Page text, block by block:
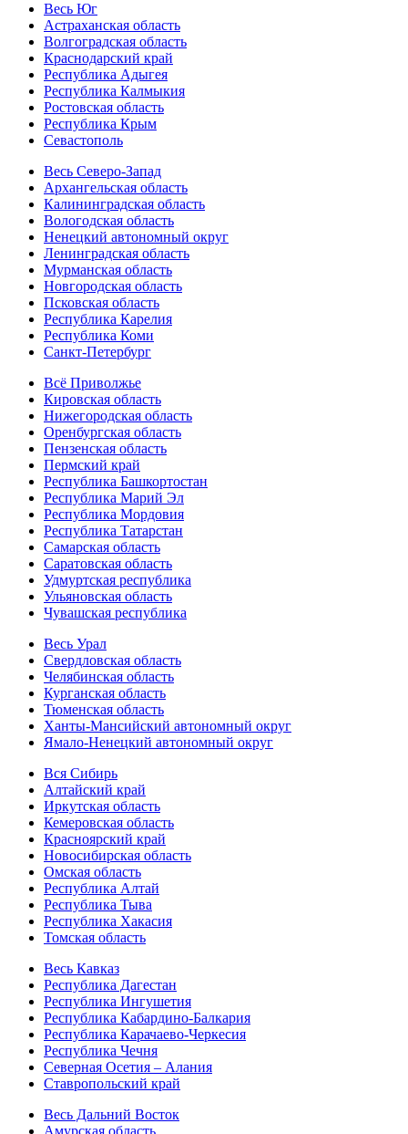
Весь Юг
Астраханская область
Волгоградская область
Краснодарский край
Республика Адыгея
Республика Калмыкия
Ростовская область
Республика Крым
Севастополь
Весь Северо-Запад
Архангельская область
Калининградская область
Вологодская область
Ненецкий автономный округ
Ленинградская область
Мурманская область
Новгородская область
Псковская область
Республика Карелия
Республика Коми
Санкт-Петербург
Всё Приволжье
Кировская область
Нижегородская область
Оренбургская область
Пензенская область
Пермский край
Республика Башкортостан
Республика Марий Эл
Республика Мордовия
Республика Татарстан
Самарская область
Саратовская область
Удмуртская республика
Ульяновская область
Чувашская республика
Весь Урал
Свердловская область
Челябинская область
Курганская область
Тюменская область
Ханты-Мансийский автономный округ
Ямало-Ненецкий автономный округ
Вся Сибирь
Алтайский край
Иркутская область
Кемеровская область
Красноярский край
Новосибирская область
Омская область
Республика Алтай
Республика Тыва
Республика Хакасия
Томская область
Весь Кавказ
Республика Дагестан
Республика Ингушетия
Республика Кабардино-Балкария
Республика Карачаево-Черкесия
Республика Чечня
Северная Осетия – Алания
Ставропольский край
Весь Дальний Восток
Амурская область